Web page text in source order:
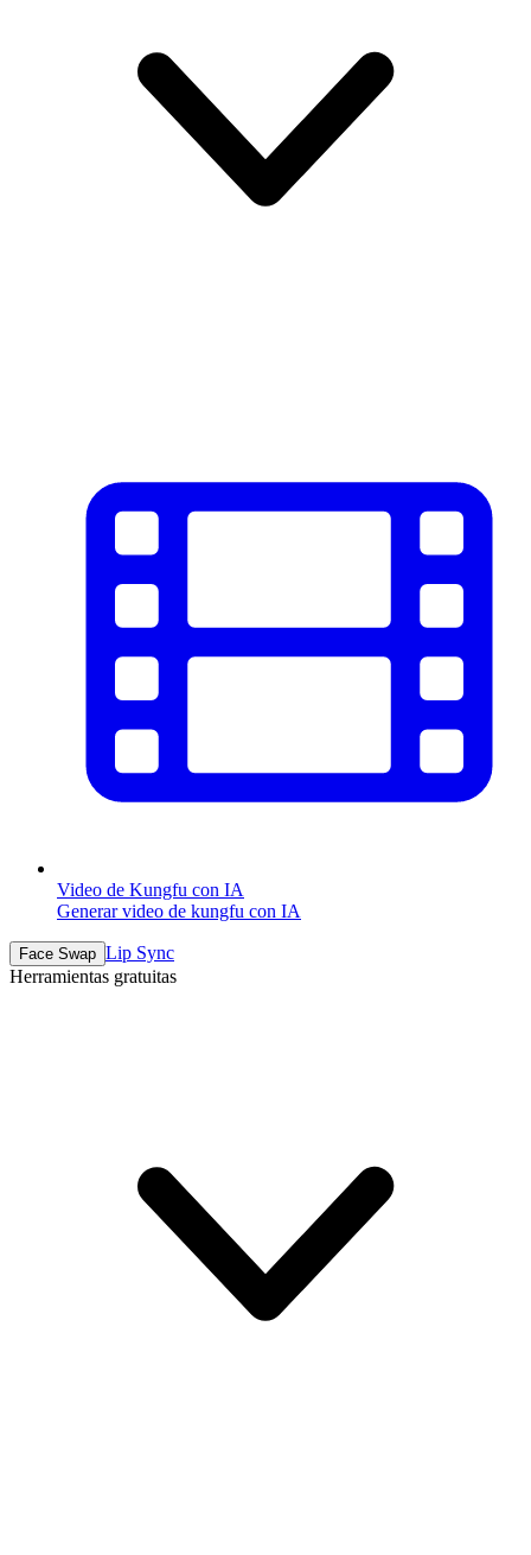
Video de Kungfu con IA
Generar video de kungfu con IA
Face Swap Lip Sync
Herramientas gratuitas